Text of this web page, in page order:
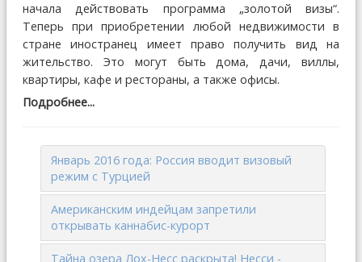
начала действовать программа „золотой визы“.
Теперь при приобретении любой недвижимости в
стране иностранец имеет право получить вид на
жительство. Это могут быть дома, дачи, виллы,
квартиры, кафе и рестораны, а также офисы.
Подробнее...
Январь 2016 года: Россия вводит визовый
режим с Турцией
Американским индейцам запретили
открывать каннабис-курорт
Тайна озера Лох-Несс раскрыта! Несси -